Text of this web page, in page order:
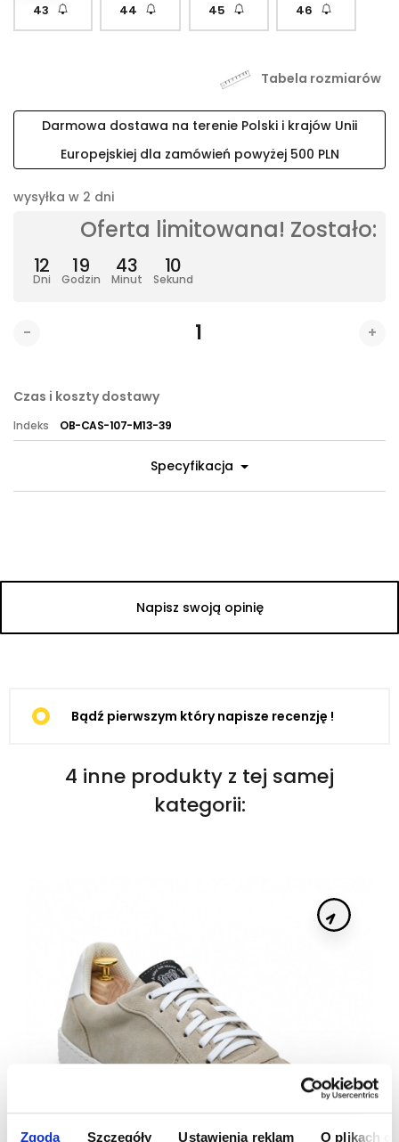
Zgoda Szczegóły Ustawienia reklam O plikach
43 44 45 46
Tabela rozmiarów
Darmowa dostawa na terenie Polski i krajów Unii
Europejskiej dla zamówień powyżej 500 PLN
wysyłka w 2 dni
Oferta limitowana! Zostało:
12
Dni
19
Godzin
43
Minut
09
Sekund
- +
Czas i koszty dostawy
Indeks OB-CAS-107-M13-39
Specyfikacja
Napisz swoją opinię
Bądź pierwszym który napisze recenzję !
4 inne produkty z tej samej
kategorii: